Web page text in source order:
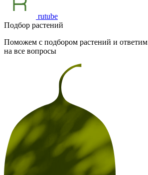
rutube
Подбор растений
Поможем с подбором растений и ответим
на все вопросы